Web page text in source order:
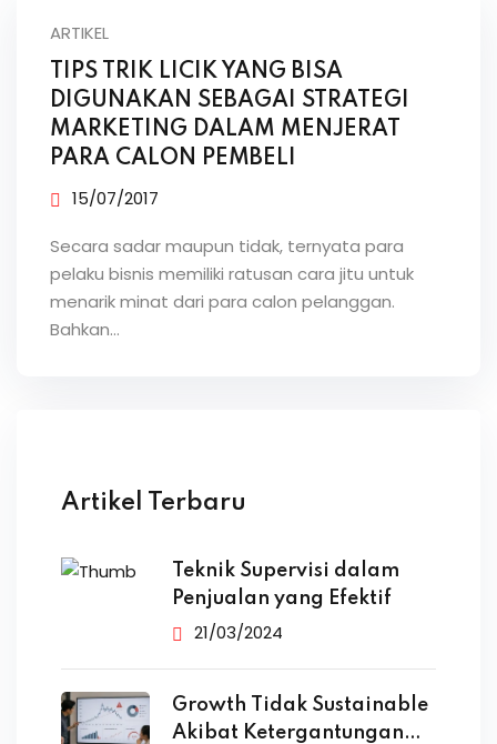
ARTIKEL
TIPS TRIK LICIK YANG BISA
DIGUNAKAN SEBAGAI STRATEGI
MARKETING DALAM MENJERAT
PARA CALON PEMBELI
15/07/2017
Secara sadar maupun tidak, ternyata para
pelaku bisnis memiliki ratusan cara jitu untuk
menarik minat dari para calon pelanggan.
Bahkan…
Artikel Terbaru
Teknik Supervisi dalam
Penjualan yang Efektif
21/03/2024
Growth Tidak Sustainable
Akibat Ketergantungan